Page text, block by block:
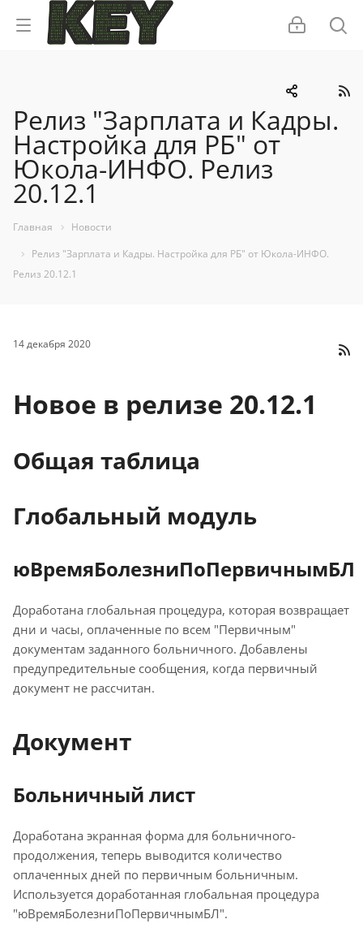
Релиз "Зарплата и Кадры.
Настройка для РБ" от
Юкола-ИНФО. Релиз
20.12.1
Главная
Новости
Релиз "Зарплата и Кадры. Настройка для РБ" от Юкола-ИНФО.
Релиз 20.12.1
14 декабря 2020
Новое в релизе 20.12.1
Общая таблица
Глобальный модуль
юВремяБолезниПоПервичнымБЛ
Доработана глобальная процедура, которая возвращает
дни и часы, оплаченные по всем "Первичным"
документам заданного больничного. Добавлены
предупредительные сообщения, когда первичный
документ не рассчитан.
Документ
Больничный лист
Доработана экранная форма для больничного-
продолжения, теперь выводится количество
оплаченных дней по первичным больничным.
Используется доработанная глобальная процедура
"юВремяБолезниПоПервичнымБЛ".